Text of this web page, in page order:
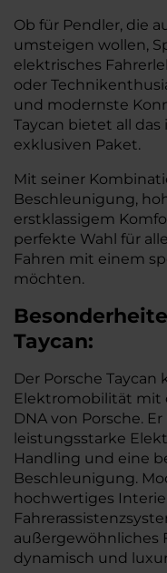
Ob für Pendler, die
umsteigen wollen,
elektrisches
oder
und modernste
Taycan bietet all
exklusiven Paket.
Mit seiner
Beschleunigung,
erstklassigem
perfekte Wahl für
Fahren mit einem
möchten.
Taycan:
Der Porsche
Elektromobilität mit
DNA von Porsche.
leistungsstarke
Handling und eine
Beschleunigung.
hochwertiges
außergewöhnliches
dynamisch und